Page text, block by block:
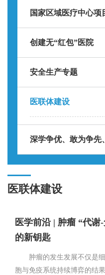
国家区域医疗中心项
创建无“红包”医院
安全生产专题
医联体建设
深学争优、敢为争先
医联体建设
医学前沿 | 肿瘤 “代
的新钥匙
肿瘤的发生发展不仅是细
胞与免疫系统持续博弈的结